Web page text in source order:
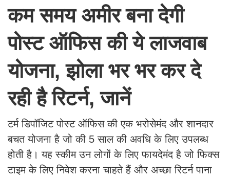
कम समय अमीर बना देगी
पोस्ट ऑफिस की ये लाजवाब
योजना, झोला भर भर कर दे
रही है रिटर्न, जानें
टर्म डिपॉजिट पोस्ट ऑफिस की एक भरोसेमंद और शानदार
बचत योजना है जो की 5 साल की अवधि के लिए उपलब्ध
होती है। यह स्कीम उन लोगों के लिए फायदेमंद है जो फिक्स
टाइम के लिए निवेश करना चाहते हैं और अच्छा रिटर्न पाना